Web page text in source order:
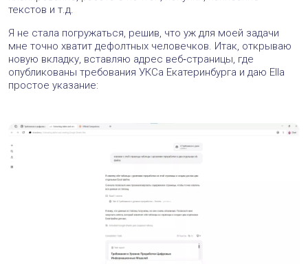
текстов и т.д.
Я не стала погружаться, решив, что уж для моей задачи
мне точно хватит дефолтных человечков. Итак, открываю
новую вкладку, вставляю адрес веб‑страницы, где
опубликованы требования УКСа Екатеринбурга и даю Ella
простое указание: